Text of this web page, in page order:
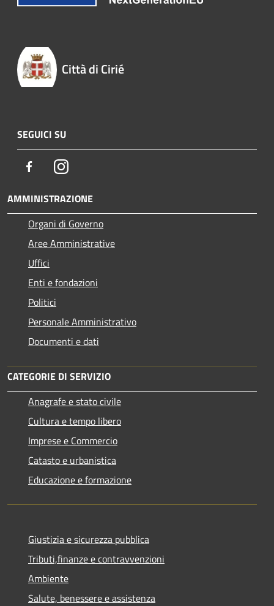
Città di Cirié
SEGUICI SU
FacebookInstagram
AMMINISTRAZIONE
Organi di Governo
Aree Amministrative
Uffici
Enti e fondazioni
Politici
Personale Amministrativo
Documenti e dati
CATEGORIE DI SERVIZIO
Anagrafe e stato civile
Cultura e tempo libero
Imprese e Commercio
Catasto e urbanistica
Educazione e formazione
Giustizia e sicurezza pubblica
Tributi,finanze e contravvenzioni
Ambiente
Salute, benessere e assistenza